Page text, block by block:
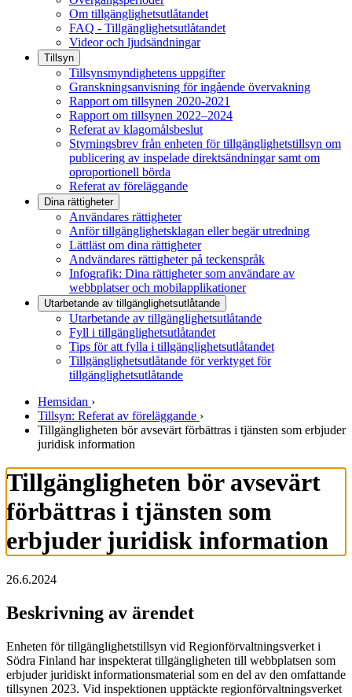
Om tillgänglighetsutlåtandet
FAQ - Tillgänglighetsutlåtandet
Videor och ljudsändningar
Tillsyn
Tillsynsmyndighetens uppgifter
Granskningsanvisning för ingående övervakning
Rapport om tillsynen 2020-2021
Rapport om tillsynen 2022–2024
Referat av klagomålsbeslut
Styrningsbrev från enheten för tillgänglighetstillsyn om
publicering av inspelade direktsändningar samt om
oproportionell börda
Referat av föreläggande
Dina rättigheter
Användares rättigheter
Anför tillgänglighetsklagan eller begär utredning
Lättläst om dina rättigheter
Andvändares rättigheter på teckenspråk
Infografik: Dina rättigheter som användare av
webbplatser och mobilapplikationer
Utarbetande av tillgänglighets­utlåtande
Utarbetande av tillgänglighetsutlåtande
Fyll i tillgänglighetsutlåtandet
Tips för att fylla i tillgänglighetsutlåtandet
Tillgänglighetsutlåtande för verktyget för
tillgänglighetsutlåtande
Hemsidan ›
Tillsyn: Referat av föreläggande ›
Tillgängligheten bör avsevärt förbättras i tjänsten som erbjuder
juridisk information
Tillgängligheten bör avsevärt
förbättras i tjänsten som
erbjuder juridisk information
26.6.2024
Beskrivning av ärendet
Enheten för tillgänglighetstillsyn vid Regionförvaltningsverket i
Södra Finland har inspekterat tillgängligheten till webbplatsen som
erbjuder juridiskt informationsmaterial som en del av den omfattande
tillsynen 2023. Vid inspektionen upptäckte regionförvaltningsverket